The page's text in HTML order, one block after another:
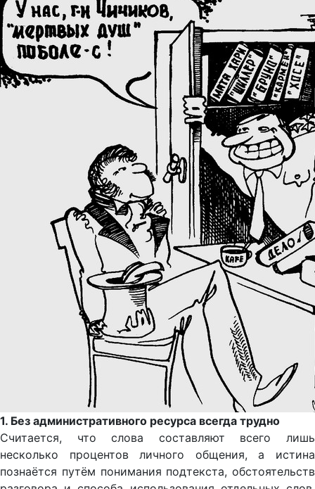
1. Без административного ресурса всегда трудно
Считается, что слова составляют всего лишь
несколько процентов личного общения, а истина
познаётся путём понимания подтекста, обстоятельств